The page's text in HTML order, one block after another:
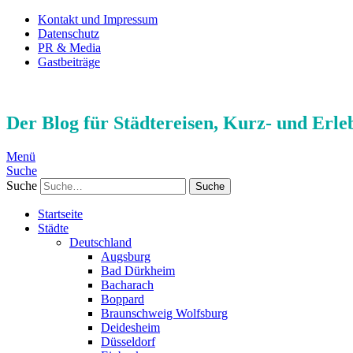
Kontakt und Impressum
Datenschutz
PR & Media
Gastbeiträge
Der Blog für Städtereisen, Kurz- und
Menü
Suche
Suche
Startseite
Städte
Deutschland
Augsburg
Bad Dürkheim
Bacharach
Boppard
Braunschweig Wolfsburg
Deidesheim
Düsseldorf